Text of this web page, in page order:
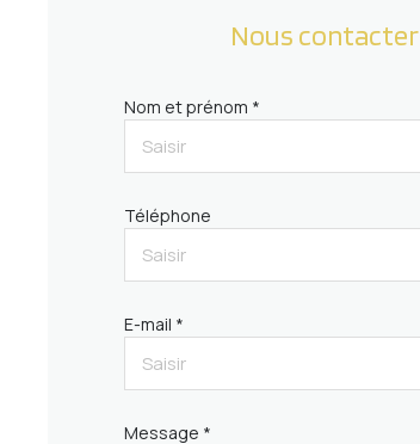
Nous contacter
Nom et prénom *
Téléphone
E-mail *
Message *